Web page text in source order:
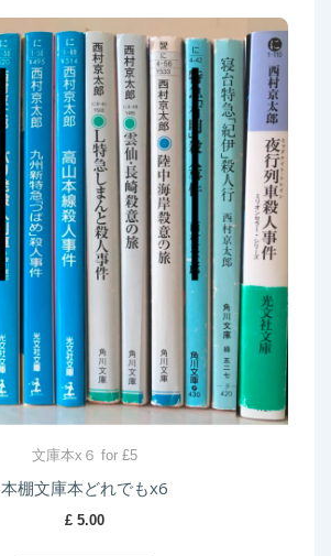
文庫本x６ for £5
本棚文庫本どれでもx6
£ 5.00